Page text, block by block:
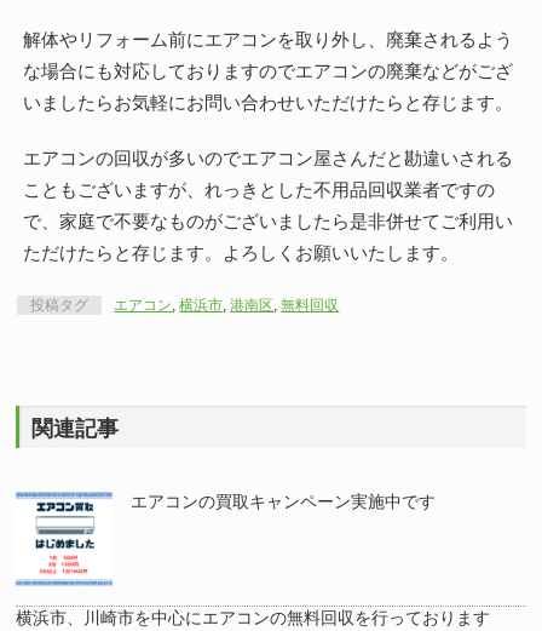
解体やリフォーム前にエアコンを取り外し、廃棄されるよう
な場合にも対応しておりますのでエアコンの廃棄などがござ
いましたらお気軽にお問い合わせいただけたらと存じます。
エアコンの回収が多いのでエアコン屋さんだと勘違いされる
こともございますが、れっきとした不用品回収業者ですの
で、家庭で不要なものがございましたら是非併せてご利用い
ただけたらと存じます。よろしくお願いいたします。
投稿タグ エアコン,横浜市,港南区,無料回収
関連記事
エアコンの買取キャンペーン実施中です
横浜市、川崎市を中心にエアコンの無料回収を行っております